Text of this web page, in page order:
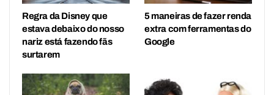
Regra da Disney que
estava debaixo do nosso
nariz está fazendo fãs
surtarem
5 maneiras de fazer renda
extra com ferramentas do
Google